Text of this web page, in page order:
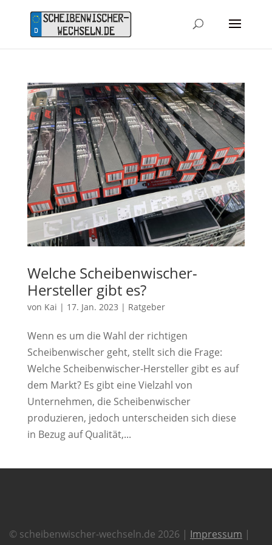
Welche Scheibenwischer-
Hersteller gibt es?
von Kai | 17. Jan. 2023 | Ratgeber
Wenn es um die Wahl der richtigen
Scheibenwischer geht, stellt sich die Frage:
Welche Scheibenwischer-Hersteller gibt es auf
dem Markt? Es gibt eine Vielzahl von
Unternehmen, die Scheibenwischer
produzieren, jedoch unterscheiden sich diese
in Bezug auf Qualität,...
© scheibenwischer-wechseln.de 2026 | Impressum |